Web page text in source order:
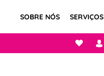
SOBRE NÓS SERVIÇOS